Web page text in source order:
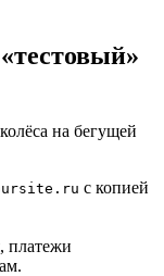
на бегущей
с копией
платежи